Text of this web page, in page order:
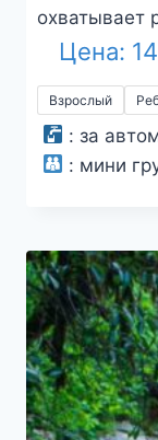
охватывает
Цена:
Взрослый
: за
: мини